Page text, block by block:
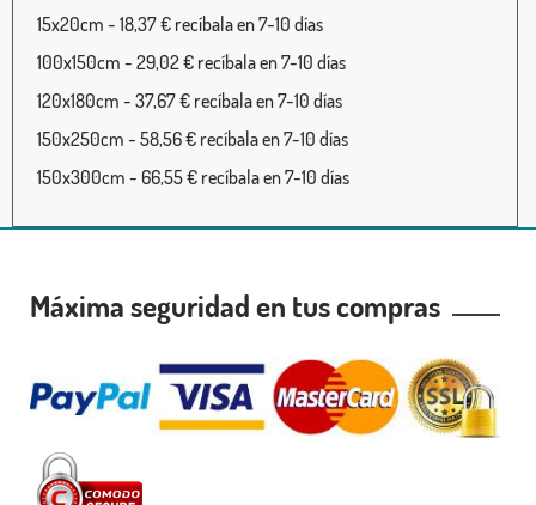
15x20cm - 18,37 € recíbala en 7-10 días
100x150cm - 29,02 € recíbala en 7-10 días
120x180cm - 37,67 € recíbala en 7-10 días
150x250cm - 58,56 € recíbala en 7-10 días
150x300cm - 66,55 € recíbala en 7-10 días
Máxima seguridad en tus compras